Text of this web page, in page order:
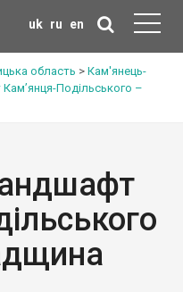
uk ru en
область > Кам'янець-
Подільського –